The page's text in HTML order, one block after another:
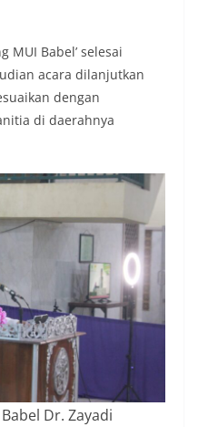
MUI Babel’ selesai
acara dilanjutkan
dengan
di daerahnya
Dr. Zayadi